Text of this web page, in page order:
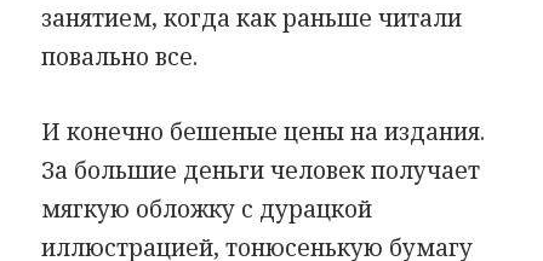
занятием, когда как раньше читали
повально все.
И конечно бешеные цены на издания.
За большие деньги человек получает
мягкую обложку с дурацкой
иллюстрацией, тонюсенькую бумагу